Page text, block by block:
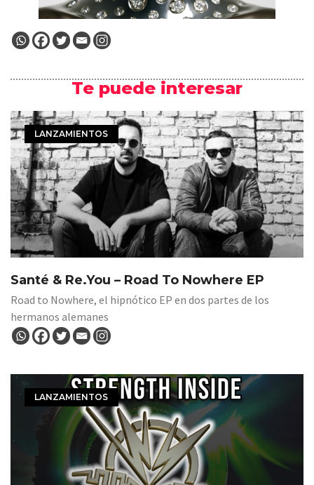
Te puede interesar
LANZAMIENTOS
Santé & Re.You – Road To Nowhere EP
Road to Nowhere, el hipnótico EP en dos partes de los
hermanos alemanes
LANZAMIENTOS